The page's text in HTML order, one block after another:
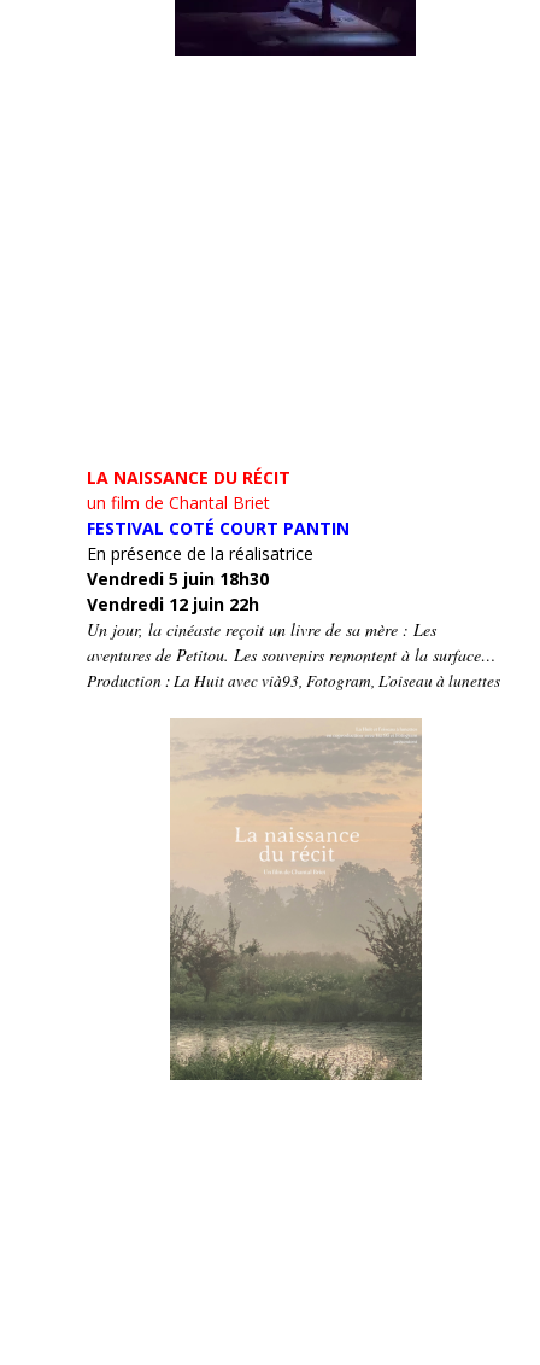
LA NAISSANCE DU RÉCIT
un film de Chantal Briet
FESTIVAL COTÉ COURT PANTIN
En présence de la réalisatrice
Vendredi 5 juin 18h30
Vendredi 12 juin 22h
Un jour, la cinéaste reçoit un livre de sa mère : Les
aventures de Petitou. Les souvenirs remontent à la surface…
Production : La Huit avec vià93, Fotogram, L’oiseau à lunettes